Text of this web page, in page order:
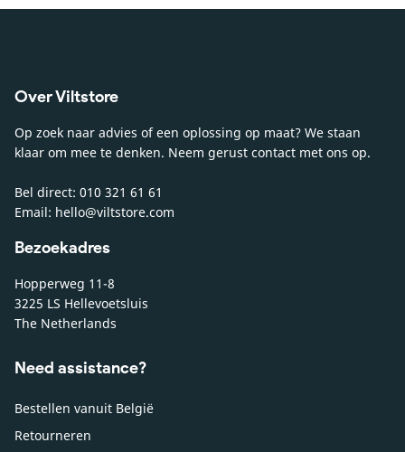
Over Viltstore
Op zoek naar advies of een oplossing op maat? We staan
klaar om mee te denken. Neem gerust contact met ons op.
Bel direct: 010 321 61 61
Email: hello@viltstore.com
Bezoekadres
Hopperweg 11-8
3225 LS Hellevoetsluis
The Netherlands
Need assistance?
Bestellen vanuit België
Retourneren